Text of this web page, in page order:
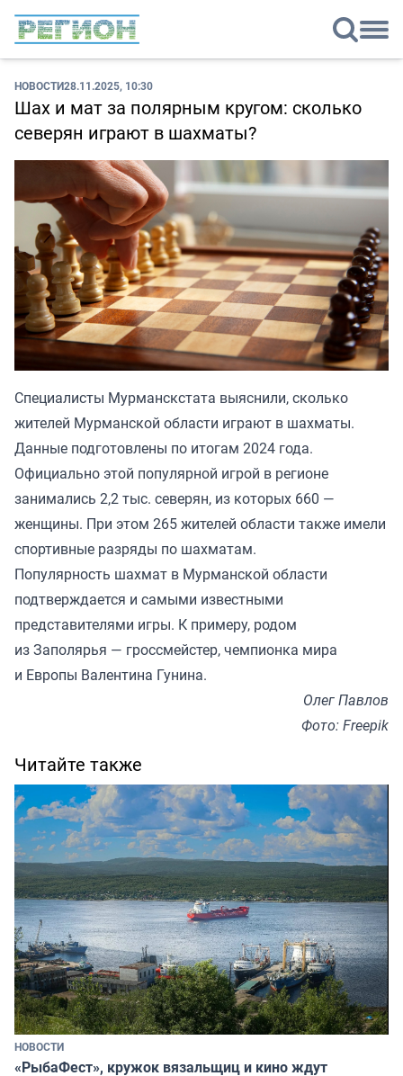
НОВОСТИ28.11.2025, 10:30
Шах и мат за полярным кругом: сколько
северян играют в шахматы?
Специалисты Мурманскстата выяснили, сколько
жителей Мурманской области играют в шахматы.
Данные подготовлены по итогам 2024 года.
Официально этой популярной игрой в регионе
занимались 2,2 тыс. северян, из которых 660 —
женщины. При этом 265 жителей области также имели
спортивные разряды по шахматам.
Популярность шахмат в Мурманской области
подтверждается и самыми известными
представителями игры. К примеру, родом
из Заполярья — гроссмейстер, чемпионка мира
и Европы Валентина Гунина.
Олег Павлов
Фото: Freepik
Читайте также
НОВОСТИ
«РыбаФест», кружок вязальщиц и кино ждут